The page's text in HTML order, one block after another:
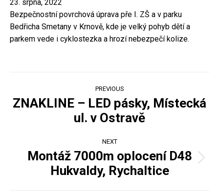
23. srpna, 2022
Bezpečnostní povrchová úprava pře I. ZŠ a v parku
Bedřicha Smetany v Krnově, kde je velký pohyb dětí a
parkem vede i cyklostezka a hrozí nebezpečí kolize.
navigation
PREVIOUS
Previous
project:
ZNAKLINE – LED pásky, Místecká
ul. v Ostravě
NEXT
Next
project:
Montáž 7000m oplocení D48
Hukvaldy, Rychaltice